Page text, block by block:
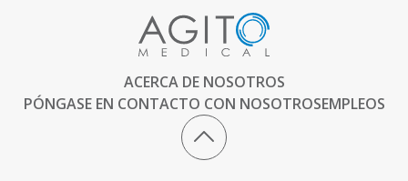
ACERCA DE NOSOTROS
PÓNGASE EN CONTACTO CON NOSOTROSEMPLEOS